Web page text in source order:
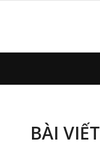
BÀI VIẾT